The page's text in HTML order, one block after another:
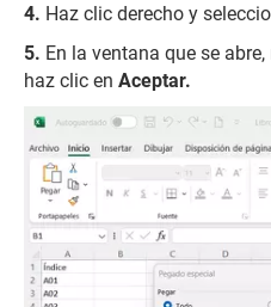
Haz clic derecho y
En la ventana que se
haz clic en Aceptar.